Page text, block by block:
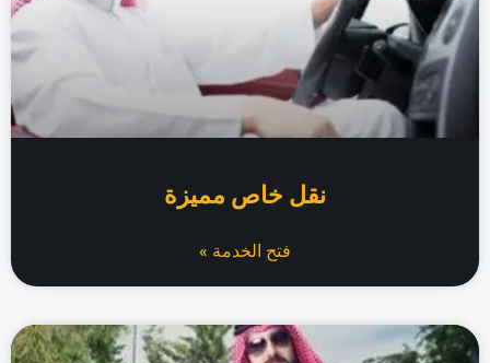
نقل خاص مميزة
فتح الخدمة »